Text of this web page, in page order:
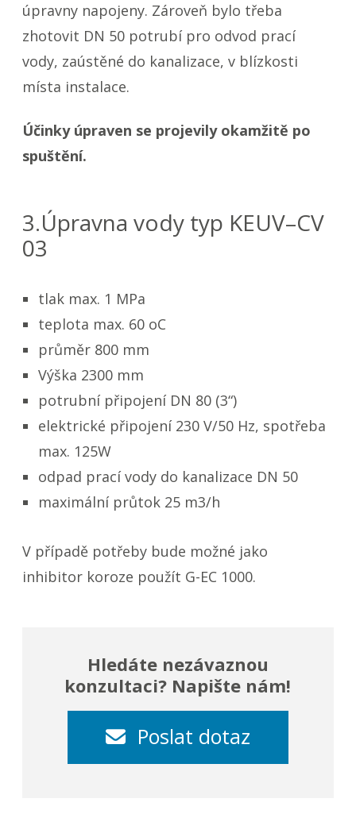
úpravny napojeny. Zároveň bylo třeba
zhotovit DN 50 potrubí pro odvod prací
vody, zaústěné do kanalizace, v blízkosti
místa instalace.
Účinky úpraven se projevily okamžitě po
spuštění.
3.Úpravna vody typ KEUV–CV
03
tlak max. 1 MPa
teplota max. 60 oC
průměr 800 mm
Výška 2300 mm
potrubní připojení DN 80 (3“)
elektrické připojení 230 V/50 Hz, spotřeba
max. 125W
odpad prací vody do kanalizace DN 50
maximální průtok 25 m3/h
V případě potřeby bude možné jako
inhibitor koroze použít G-EC 1000.
Hledáte nezávaznou
konzultaci? Napište nám!
Poslat dotaz